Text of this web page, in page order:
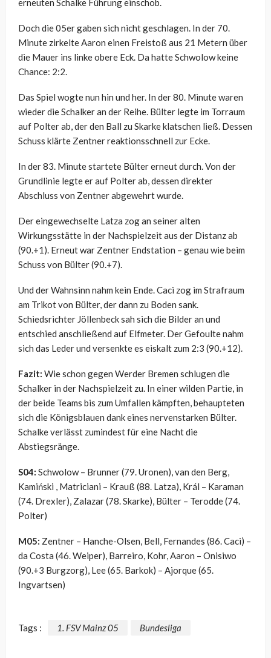
erneuten Schalke Führung einschob.
Doch die 05er gaben sich nicht geschlagen. In der 70.
Minute zirkelte Aaron einen Freistoß aus 21 Metern über
die Mauer ins linke obere Eck. Da hatte Schwolow keine
Chance: 2:2.
Das Spiel wogte nun hin und her. In der 80. Minute waren
wieder die Schalker an der Reihe. Bülter legte im Torraum
auf Polter ab, der den Ball zu Skarke klatschen ließ. Dessen
Schuss klärte Zentner reaktionsschnell zur Ecke.
In der 83. Minute startete Bülter erneut durch. Von der
Grundlinie legte er auf Polter ab, dessen direkter
Abschluss von Zentner abgewehrt wurde.
Der eingewechselte Latza zog an seiner alten
Wirkungsstätte in der Nachspielzeit aus der Distanz ab
(90.+1). Erneut war Zentner Endstation – genau wie beim
Schuss von Bülter (90.+7).
Und der Wahnsinn nahm kein Ende. Caci zog im Strafraum
am Trikot von Bülter, der dann zu Boden sank.
Schiedsrichter Jöllenbeck sah sich die Bilder an und
entschied anschließend auf Elfmeter. Der Gefoulte nahm
sich das Leder und versenkte es eiskalt zum 2:3 (90.+12).
Fazit: Wie schon gegen Werder Bremen schlugen die
Schalker in der Nachspielzeit zu. In einer wilden Partie, in
der beide Teams bis zum Umfallen kämpften, behaupteten
sich die Königsblauen dank eines nervenstarken Bülter.
Schalke verlässt zumindest für eine Nacht die
Abstiegsränge.
S04: Schwolow – Brunner (79. Uronen), van den Berg,
Kamiński , Matriciani – Krauß (88. Latza), Král – Karaman
(74. Drexler), Zalazar (78. Skarke), Bülter – Terodde (74.
Polter)
M05: Zentner – Hanche-Olsen, Bell, Fernandes (86. Caci) –
da Costa (46. Weiper), Barreiro, Kohr, Aaron – Onisiwo
(90.+3 Burgzorg), Lee (65. Barkok) – Ajorque (65.
Ingvartsen)
Tags : 1. FSV Mainz 05 Bundesliga